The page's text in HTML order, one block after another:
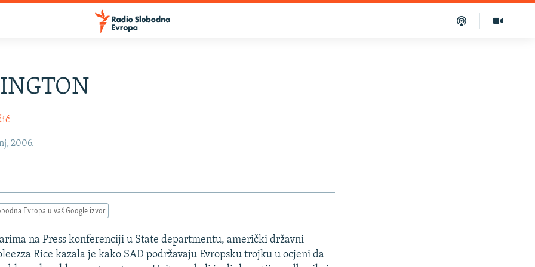
2006.
Evropa u vaš Google izvor
na Press konferenciji u State departmentu, američki državni
Rice kazala je kako SAD podržavaju Evropsku trojku u ocjeni da